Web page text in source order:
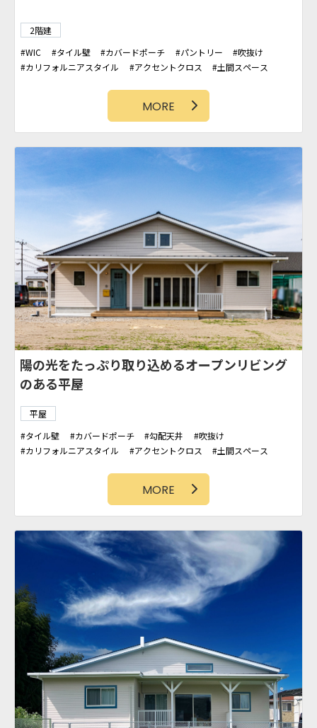
陽の光をたっぷり取り込めるオープンリビング
のある平屋
平屋
タイル壁
カバードポーチ 勾配天井
吹抜け
カリフォルニアスタイル
アクセントクロス
土間スペース
WIC
アイランドキッチン オープンリビング
MORE
「青が映える」カリフォルニアスタイル
平屋
タイル壁
カバードポーチ 板壁 勾配天井
パントリー
吹抜け
カリフォルニアスタイル アクセントクロス